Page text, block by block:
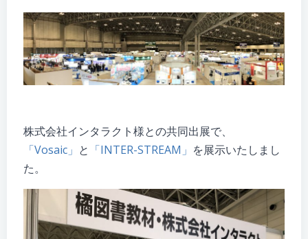
株式会社インタラクト様との共同出展で、
「Vosaic」 と 「INTER-STREAM」 を展示いたしまし
た。